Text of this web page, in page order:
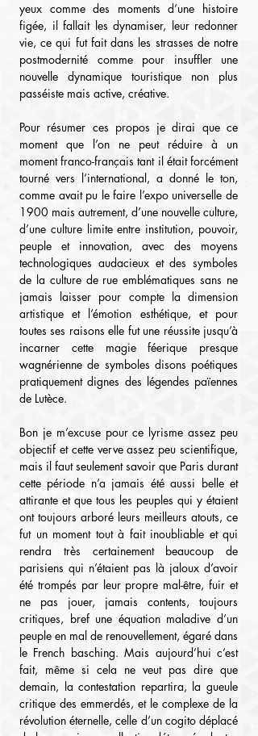
yeux comme des moments d’une histoire
figée, il fallait les dynamiser, leur redonner
vie, ce qui fut fait dans les strasses de notre
postmodernité comme pour insuffler une
nouvelle dynamique touristique non plus
passéiste mais active, créative.
Pour résumer ces propos je dirai que ce
moment que l’on ne peut réduire à un
moment franco-français tant il était forcément
tourné vers l’international, a donné le ton,
comme avait pu le faire l’expo universelle de
1900 mais autrement, d’une nouvelle culture,
d’une culture limite entre institution, pouvoir,
peuple et innovation, avec des moyens
technologiques audacieux et des symboles
de la culture de rue emblématiques sans ne
jamais laisser pour compte la dimension
artistique et l’émotion esthétique, et pour
toutes ses raisons elle fut une réussite jusqu’à
incarner cette magie féerique presque
wagnérienne de symboles disons poétiques
pratiquement dignes des légendes païennes
de Lutèce.
Bon je m’excuse pour ce lyrisme assez peu
objectif et cette verve assez peu scientifique,
mais il faut seulement savoir que Paris durant
cette période n’a jamais été aussi belle et
attirante et que tous les peuples qui y étaient
ont toujours arboré leurs meilleurs atouts, ce
fut un moment tout à fait inoubliable et qui
rendra très certainement beaucoup de
parisiens qui n’étaient pas là jaloux d’avoir
été trompés par leur propre mal-être, fuir et
ne pas jouer, jamais contents, toujours
critiques, bref une équation maladive d’un
peuple en mal de renouvellement, égaré dans
le French basching. Mais aujourd’hui c’est
fait, même si cela ne veut pas dire que
demain, la contestation repartira, la gueule
critique des emmerdés, et le complexe de la
révolution éternelle, celle d’un cogito déplacé